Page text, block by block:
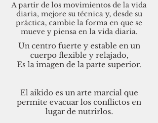
A partir de los movimientos de la vida
diaria, mejore su técnica y, desde su
práctica, cambie la forma en que se
mueve y piensa en la vida diaria.
Un centro fuerte y estable en un
cuerpo flexible y relajado,
Es la imagen de la parte superior.
El aikido es un arte marcial que
permite evacuar los conflictos en
lugar de nutrirlos.